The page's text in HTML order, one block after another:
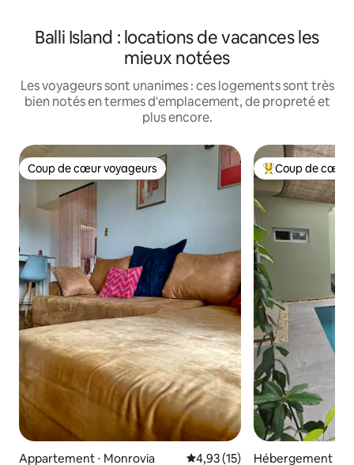
Balli Island : locations de vacances les
mieux notées
Les voyageurs sont unanimes : ces logements sont très
bien notés en termes d'emplacement, de propreté et
plus encore.
Coup de cœur voyageurs
Coup de cœur voyageurs
Appartement ⋅ Monrovia Évaluation moyenne sur la
4,93 (15)
Coups de cœur
Coup de cœur
Hébergement ⋅